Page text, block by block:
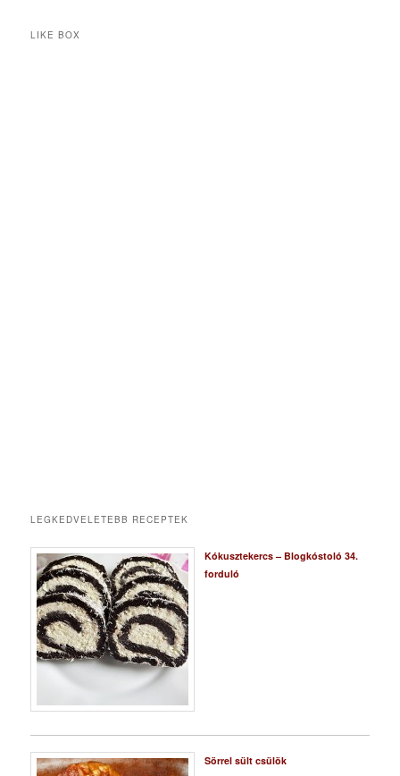
LIKE BOX
LEGKEDVELETEBB RECEPTEK
Kókusztekercs – Blogkóstoló 34.
forduló
Sörrel sült csülök